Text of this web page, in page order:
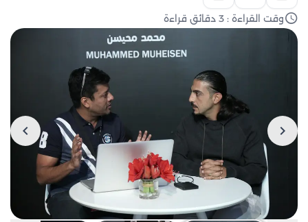
وقت القراءة : 3 دقائق قراءة